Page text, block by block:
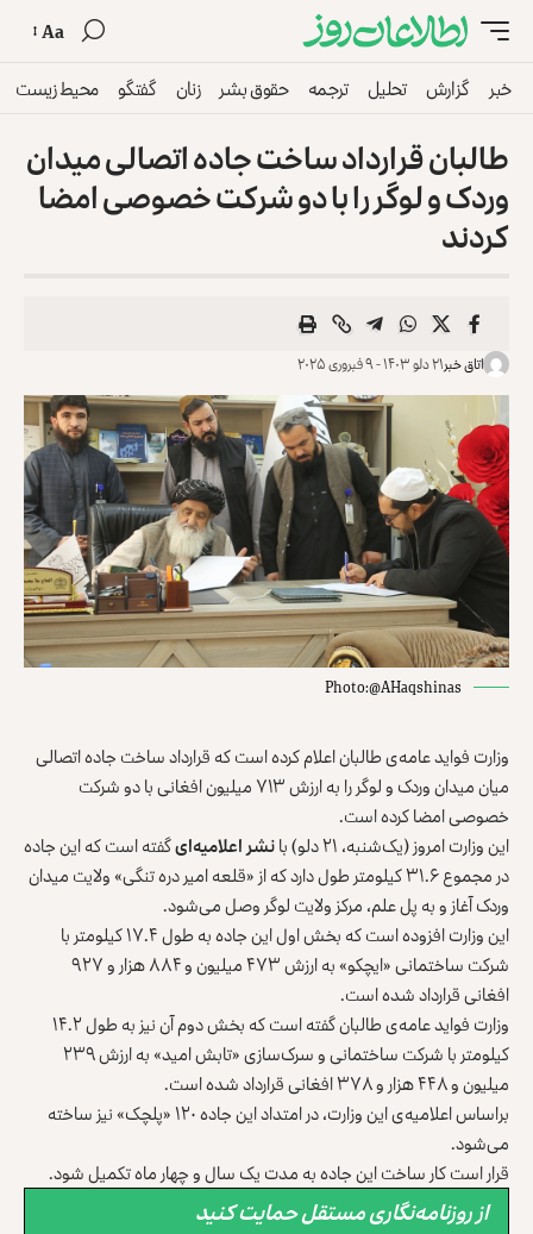
Aa
خبر گزارش تحلیل ترجمه حقوق بشر زنان گفتگو محیط زیست
طالبان قرارداد ساخت جاده اتصالی میدان
وردک و لوگر را با دو شرکت‌ خصوصی امضا
کردند
اتاق خبر۲۱ دلو ۱۴۰۳ - ۹ فبروری ۲۰۲۵
Photo:@AHaqshinas
وزارت فواید عامه‌ی طالبان اعلام کرده است که قرارداد ساخت جاده اتصالی
میان میدان وردک و لوگر را به ارزش ۷۱۳ میلیون افغانی با دو شرکت
خصوصی امضا کرده است.
این وزارت امروز (یک‌شنبه، ۲۱ دلو) با
نشر اعلامیه‌‌ایگفته است که این جاده
در مجموع ۳۱.۶ کیلومتر طول دارد که از «قلعه امیر دره تنگی» ولایت میدان
وردک آغاز و به پل علم، مرکز ولایت لوگر وصل می‌شود.
این وزارت افزوده است که بخش اول این جاده به طول ۱۷.۴ کیلومتر با
شرکت ساختمانی «ایچکو» به ارزش ۴۷۳ میلیون و ۸۸۴ هزار و ۹۲۷
افغانی قرارداد شده است.
وزارت فواید عامه‌ی طالبان گفته است که بخش دوم آن نیز به طول ۱۴.۲
کیلومتر با شرکت ساختمانی و سرک‌سازی «تابش امید» به ارزش ۲۳۹
میلیون و ۴۴۸ هزار و ۳۷۸ افغانی قرارداد شده است.
براساس اعلامیه‌ی این وزارت، در امتداد این جاده ۱۲۰ «پلچک» نیز ساخته
می‌شود.
قرار است کار ساخت این جاده به مدت یک سال و چهار ماه تکمیل شود.
از روزنامه‌نگاری مستقل حمایت کنید